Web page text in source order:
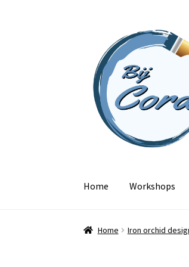
naar
navigatie
inhoud
Home Workshops
Home Iron orchid